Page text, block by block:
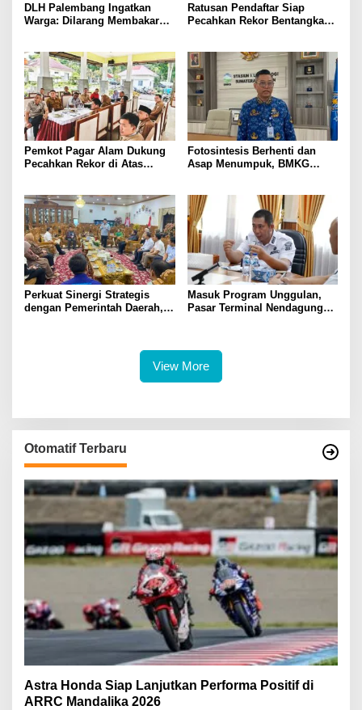
DLH Palembang Ingatkan
Warga: Dilarang Membakar
Ratusan Pendaftar Siap
Pecahkan Rekor Bentangkan
Pemkot Pagar Alam Dukung
Pecahkan Rekor di Atas
Fotosintesis Berhenti dan
Asap Menumpuk, BMKG
Perkuat Sinergi Strategis
dengan Pemerintah Daerah,
Masuk Program Unggulan,
Pasar Terminal Nendagung
View More
Otomatif Terbaru
Astra Honda Siap Lanjutkan Performa Positif di
ARRC Mandalika 2026